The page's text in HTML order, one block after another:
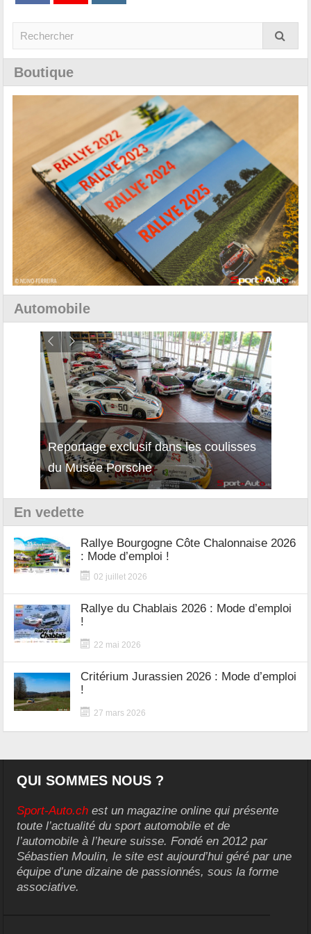
Boutique
Automobile
Reportage exclusif dans les coulisses
du Musée Porsche
Découverte de la nouvelle Ferrari
12Cilindri Manuale
En vedette
Rallye Bourgogne Côte Chalonnaise 2026
: Mode d’emploi !
02 juillet 2026
Rallye du Chablais 2026 : Mode d’emploi
!
22 mai 2026
Critérium Jurassien 2026 : Mode d’emploi
!
27 mars 2026
QUI SOMMES NOUS ?
Sport-Auto.ch est un magazine online qui présente
toute l’actualité du sport automobile et de
l’automobile à l’heure suisse. Fondé en 2012 par
Sébastien Moulin, le site est aujourd’hui géré par une
équipe d’une dizaine de passionnés, sous la forme
associative.